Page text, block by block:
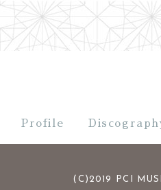
Profile
(C)2019 PCI